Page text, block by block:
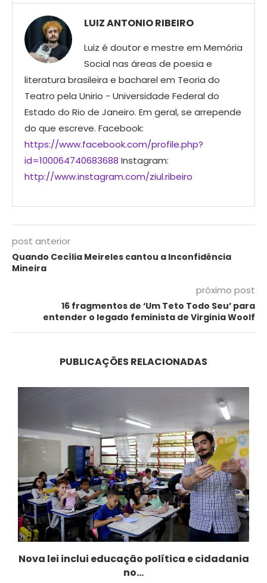
LUIZ ANTONIO RIBEIRO
Luiz é doutor e mestre em Memória
Social nas áreas de poesia e
literatura brasileira e bacharel em Teoria do
Teatro pela Unirio - Universidade Federal do
Estado do Rio de Janeiro. Em geral, se arrepende
do que escreve. Facebook:
https://www.facebook.com/profile.php?
id=100064740683688 Instagram:
http://www.instagram.com/ziul.ribeiro
post anterior
Quando Cecília Meireles cantou a Inconfidência
Mineira
próximo post
16 fragmentos de ‘Um Teto Todo Seu’ para
entender o legado feminista de Virginia Woolf
PUBLICAÇÕES RELACIONADAS
Nova lei inclui educação política e cidadania
no...